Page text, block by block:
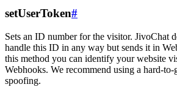
setUserToken#
Sets an ID number for the visitor. JivoChat
handle this ID in any way but sends it in
this method you can identify your website
Webhooks. We recommend using a hard-
spoofing.